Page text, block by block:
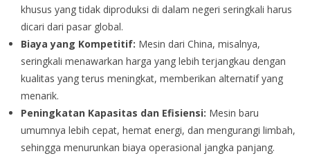
khusus yang tidak diproduksi di dalam negeri seringkali harus
dicari dari pasar global.
Biaya yang Kompetitif: Mesin dari China, misalnya,
seringkali menawarkan harga yang lebih terjangkau dengan
kualitas yang terus meningkat, memberikan alternatif yang
menarik.
Peningkatan Kapasitas dan Efisiensi: Mesin baru
umumnya lebih cepat, hemat energi, dan mengurangi limbah,
sehingga menurunkan biaya operasional jangka panjang.